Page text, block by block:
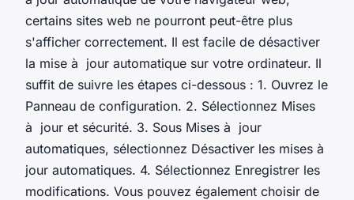
certains sites web ne pourront peut-être plus
s'afficher correctement. Il est facile de désactiver
la mise à jour automatique sur votre ordinateur. Il
suffit de suivre les étapes ci-dessous : 1. Ouvrez le
Panneau de configuration. 2. Sélectionnez Mises
à jour et sécurité. 3. Sous Mises à jour
automatiques, sélectionnez Désactiver les mises à
jour automatiques. 4. Sélectionnez Enregistrer les
modifications. Vous pouvez également choisir de